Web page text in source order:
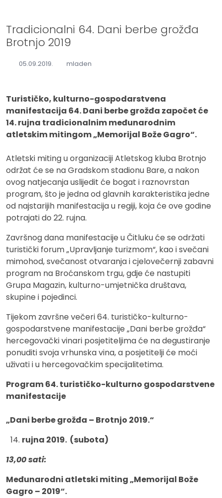
Tradicionalni 64. Dani berbe grožđa
Brotnjo 2019
05.09.2019. mladen
Turističko, kulturno-gospodarstvena
manifestacija 64. Dani berbe grožđa započet će
14. rujna tradicionalnim međunarodnim
atletskim mitingom „Memorijal Bože Gagro“.
Atletski miting u organizaciji Atletskog kluba Brotnjo
održat će se na Gradskom stadionu Bare, a nakon
ovog natjecanja uslijedit će bogat i raznovrstan
program, što je jedna od glavnih karakteristika jedne
od najstarijih manifestacija u regiji, koja će ove godine
potrajati do 22. rujna.
Završnog dana manifestacije u Čitluku će se održati
turistički forum „Upravljanje turizmom“, kao i svečani
mimohod, svečanost otvaranja i cjelovečernji zabavni
program na Broćanskom trgu, gdje će nastupiti
Grupa Magazin, kulturno-umjetnička društava,
skupine i pojedinci.
Tijekom završne večeri 64. turističko-kulturno-
gospodarstvene manifestacije „Dani berbe grožđa“
hercegovački vinari posjetiteljima će na degustiranje
ponuditi svoja vrhunska vina, a posjetitelji će moći
uživati i u hercegovačkim specijalitetima.
Program 64. turističko-kulturno gospodarstvene
manifestacije
„Dani berbe grožđa – Brotnjo 2019.“
rujna 2019. (subota)
13,00 sati:
Međunarodni atletski miting „Memorijal Bože
Gagro – 2019“.